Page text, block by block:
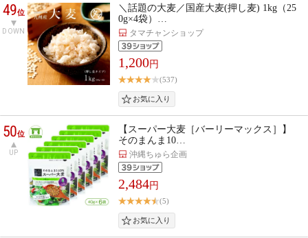
49位
DOWN
＼話題の大麦／国産大麦(押し麦) 1kg（25
0g×4袋）…
タマチャンショップ
1,200円
(537)
50位
UP
【スーパー大麦［バーリーマックス］】
そのまんま10…
沖縄ちゅら企画
2,484円
(5)